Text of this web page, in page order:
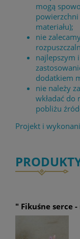
mogą
materiału);
nie
najlepszym
dodatkiem
nie należy
wkładać
pobliżu
Projekt i
" Fikuśne serce